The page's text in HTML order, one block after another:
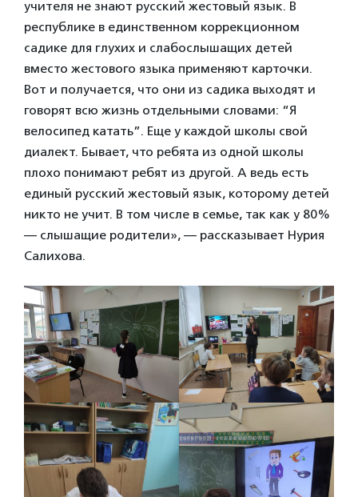
учителя не знают русский жестовый язык. В
республике в единственном коррекционном
садике для глухих и слабослышащих детей
вместо жестового языка применяют карточки.
Вот и получается, что они из садика выходят и
говорят всю жизнь отдельными словами: “Я
велосипед катать”. Еще у каждой школы свой
диалект. Бывает, что ребята из одной школы
плохо понимают ребят из другой. А ведь есть
единый русский жестовый язык, которому детей
никто не учит. В том числе в семье, так как у 80%
— слышащие родители», — рассказывает Нурия
Салихова.